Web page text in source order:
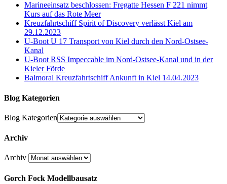
Marineeinsatz beschlossen: Fregatte Hessen F 221 nimmt
Kurs auf das Rote Meer
Kreuzfahrtschiff Spirit of Discovery verlässt Kiel am
29.12.2023
U-Boot U 17 Transport von Kiel durch den Nord-Ostsee-
Kanal
U-Boot RSS Impeccable im Nord-Ostsee-Kanal und in der
Kieler Förde
Balmoral Kreuzfahrtschiff Ankunft in Kiel 14.04.2023
Blog Kategorien
Blog Kategorien
Archiv
Archiv
Gorch Fock Modellbausatz